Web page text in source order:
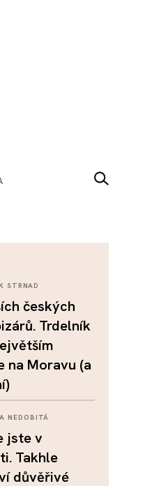
STRNAD
českých
Trdelník
na Moravu (a
NEDOBITÁ
jste v
Takhle
důvěřivé